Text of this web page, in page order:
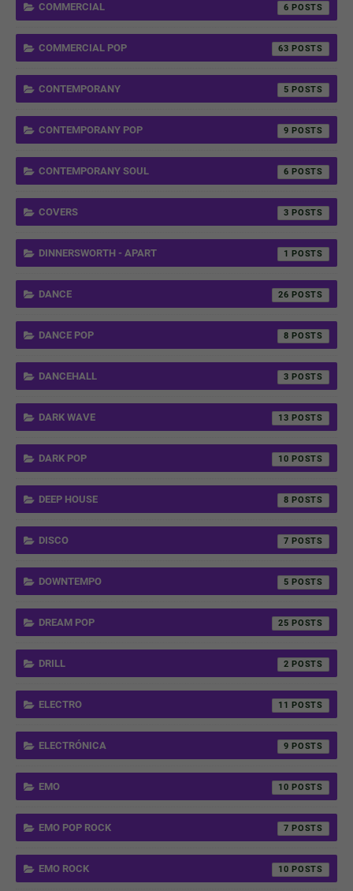
COMMERCIAL 6
COMMERCIAL POP 63
CONTEMPORANY 5
CONTEMPORANY POP 9
CONTEMPORANY SOUL 6
COVERS 3
DINNERSWORTH - APART 1
DANCE 26
DANCE POP 8
DANCEHALL 3
DARK WAVE 13
DARK POP 10
DEEP HOUSE 8
DISCO 7
DOWNTEMPO 5
DREAM POP 25
DRILL 2
ELECTRO 11
ELECTRÓNICA 9
EMO 10
EMO POP ROCK 7
EMO ROCK 10